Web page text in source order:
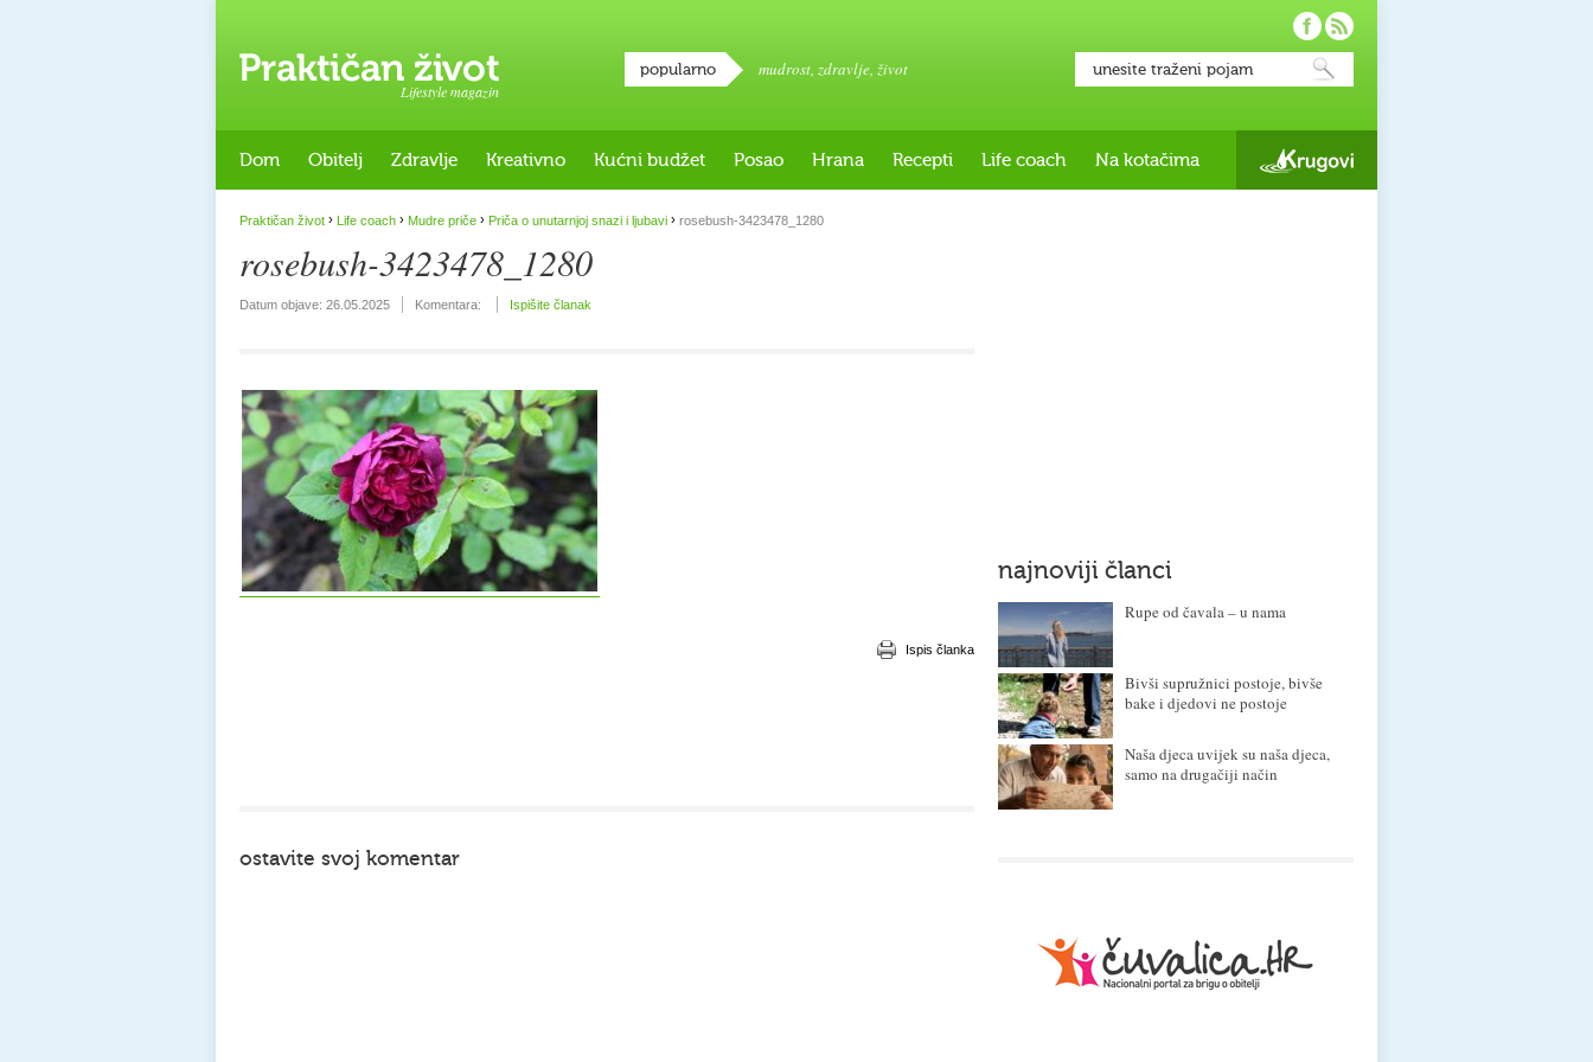
Lifestyle magazin
popularno mudrost, zdravlje, život
Dom Obitelj Zdravlje Kreativno Kućni budžet Posao Hrana Recepti Life coach Na kotačima
Praktičan život › Life coach › Mudre priče › Priča o unutarnjoj snazi i ljubavi › rosebush-3423478_1280
rosebush-3423478_1280
Datum objave: 26.05.2025 Komentara: Ispišite članak
Ispis članka
ostavite svoj komentar
najnoviji članci
Rupe od čavala – u nama
Bivši supružnici postoje, bivše
bake i djedovi ne postoje
Naša djeca uvijek su naša djeca,
samo na drugačiji način